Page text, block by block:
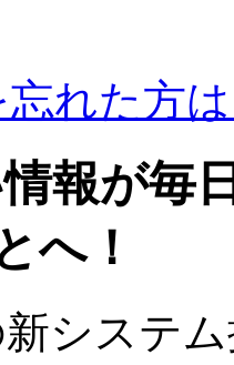
れた方
システ